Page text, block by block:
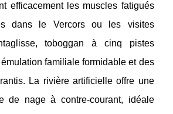
efficacement les muscles fatigués
dans le Vercors ou les visites
toboggan à cinq pistes
familiale formidable et des
La rivière artificielle offre une
de nage à contre-courant, idéale